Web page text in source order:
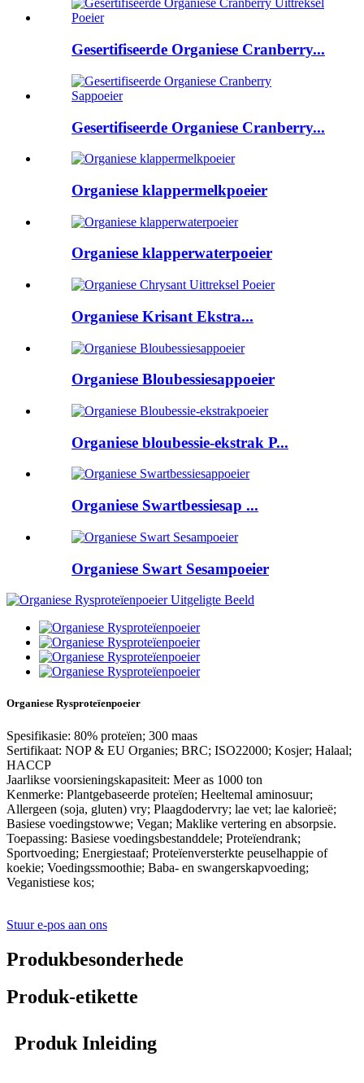
Gesertifiseerde Organiese Cranberry...
Gesertifiseerde Organiese Cranberry...
Organiese klappermelkpoeier
Organiese klapperwaterpoeier
Organiese Krisant Ekstra...
Organiese Bloubessiesappoeier
Organiese bloubessie-ekstrak P...
Organiese Swartbessiesap ...
Organiese Swart Sesampoeier
Organiese Rysproteïenpoeier
Spesifikasie: 80% proteïen; 300 maas
Sertifikaat: NOP & EU Organies; BRC; ISO22000; Kosjer; Halaal;
HACCP
Jaarlikse voorsieningskapasiteit: Meer as 1000 ton
Kenmerke: Plantgebaseerde proteïen; Heeltemal aminosuur;
Allergeen (soja, gluten) vry; Plaagdodervry; lae vet; lae kalorieë;
Basiese voedingstowwe; Vegan; Maklike vertering en absorpsie.
Toepassing: Basiese voedingsbestanddele; Proteïendrank;
Sportvoeding; Energiestaaf; Proteïenversterkte peuselhappie of
koekie; Voedingssmoothie; Baba- en swangerskapvoeding;
Veganistiese kos;
Stuur e-pos aan ons
Produkbesonderhede
Produk-etikette
Produk Inleiding